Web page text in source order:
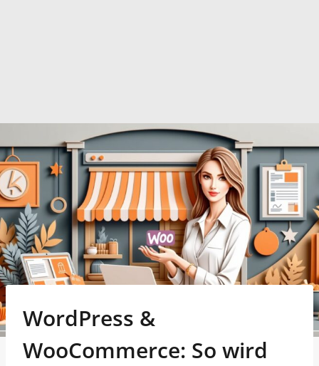
WordPress &
WooCommerce: So wird